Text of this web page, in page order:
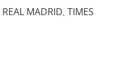
REAL MADRID, TIMES